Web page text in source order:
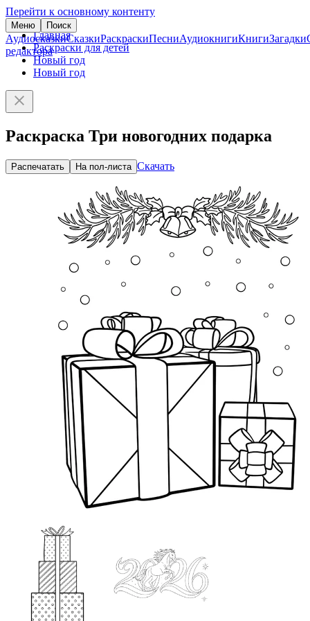
Перейти к основному контенту
Меню Поиск
АудиосказкиСказкиРаскраскиПесниАудиокнигиКнигиЗагадки
редактора
Главная
Раскраски для детей
Новый год
Новый год
Раскраска Три новогодних подарка
Распечатать На пол-листа Скачать